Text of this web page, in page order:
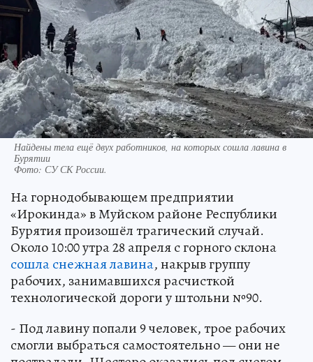
Найдены тела ещё двух работников, на которых сошла лавина в
Бурятии
Фото: СУ СК России.
На горнодобывающем предприятии
«Ирокинда» в Муйском районе Республики
Бурятия произошёл трагический случай.
Около 10:00 утра 28 апреля с горного склона
сошла снежная лавина, накрыв группу
рабочих, занимавшихся расчисткой
технологической дороги у штольни №90.
- Под лавину попали 9 человек, трое рабочих
смогли выбраться самостоятельно — они не